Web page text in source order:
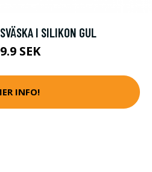
I SILIKON GUL
SEK
INFO!